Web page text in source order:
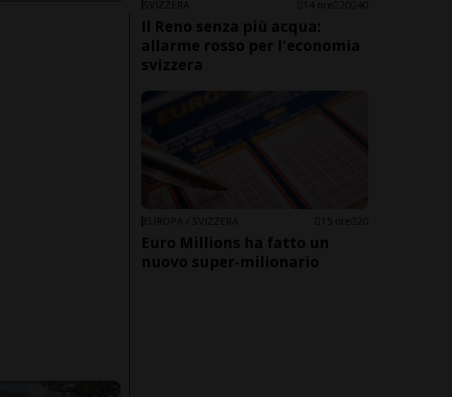
SVIZZERA 14 ore 20 40
Il Reno senza più acqua:
allarme rosso per l'economia
svizzera
EUROPA / SVIZZERA 15 ore 20
Euro Millions ha fatto un
nuovo super-milionario